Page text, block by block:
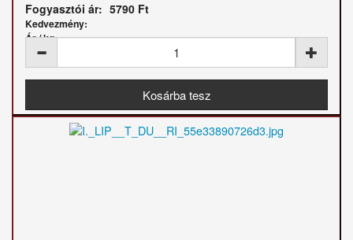
Fogyasztói ár: 5790 Ft
Kedvezmény:
Ár / kg: